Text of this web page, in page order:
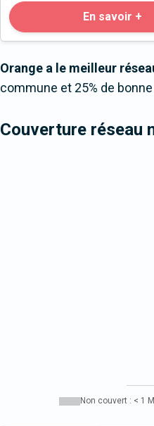
En savoir +
Orange a le meilleur
commune et 25% de
Couverture réseau
Non couvert : < 1